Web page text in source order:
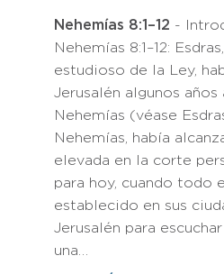
Nehemías 8:1–12 -
Nehemías 8:1–12:
estudioso de la Ley,
Jerusalén algunos años
Nehemías (véase
Nehemías, había
elevada en la corte
para hoy, cuando todo
establecido en sus
Jerusalén para
una…